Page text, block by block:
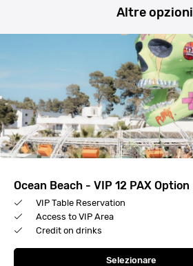
Altre opzioni
Ocean Beach - VIP 12 PAX Option
VIP Table Reservation
Access to VIP Area
Credit on drinks
Selezionare